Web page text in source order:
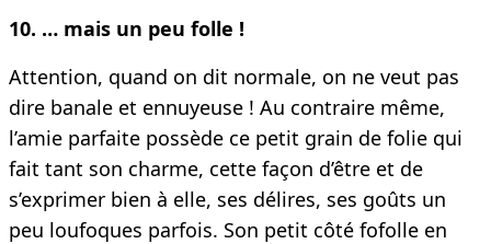
10. … mais un peu folle !
Attention, quand on dit normale, on ne veut pas
dire banale et ennuyeuse ! Au contraire même,
l’amie parfaite possède ce petit grain de folie qui
fait tant son charme, cette façon d’être et de
s’exprimer bien à elle, ses délires, ses goûts un
peu loufoques parfois. Son petit côté fofolle en